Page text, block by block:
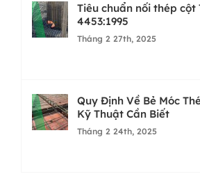
Tiêu chuẩn nối thép cột
4453:1995
Tháng 2 27th, 2025
Quy Định Về Bẻ Móc
Kỹ Thuật Cần Biết
Tháng 2 24th, 2025